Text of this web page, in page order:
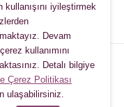
kullanışını iyileştirmek
Devam
kullanımını
Detalı bilgiye
Çerez Politikası
ulaşabilirsiniz.